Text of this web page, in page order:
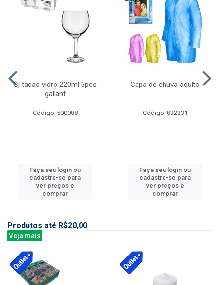
Cj tacas vidro 220ml 6pcs
gallant
Código: 500088
Faça seu login ou
cadastre-se para
ver preços e
comprar
Capa de chuva adulto
Código: 832331
Faça seu login ou
cadastre-se para
ver preços e
comprar
Produtos até R$20,00
Veja mais